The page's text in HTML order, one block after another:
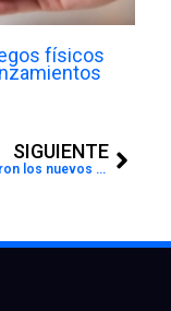
físicos
SIGUIENTE
Llegaron los nuevos E-Scooters de Fiat 500